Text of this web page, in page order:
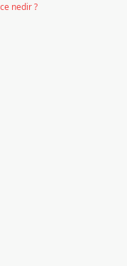
nedir ?